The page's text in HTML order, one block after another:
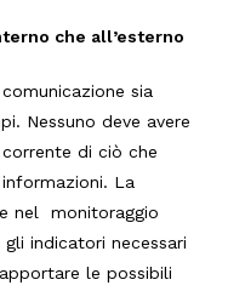
che all’esterno
sia
Nessuno deve avere
di ciò che
La
nel monitoraggio
indicatori necessari
le possibili